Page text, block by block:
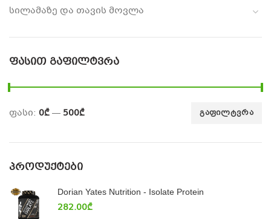
სილამაზე და თავის მოვლა
ᲤᲐᲡᲘᲗ ᲒᲐᲤᲘᲚᲢᲕᲠᲐ
ᲒᲐᲤᲘᲚᲢᲕᲠᲐ
ფასი: 0₾— 500₾
ᲞᲠᲝᲓᲣᲥᲢᲔᲑᲘ
Dorian Yates Nutrition - Isolate Protein
282.00₾